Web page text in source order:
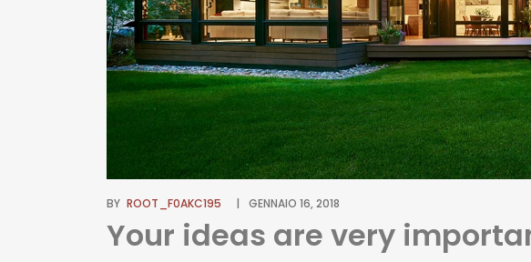
BY ROOT_F0AKC195 GENNAIO 16, 2018
Your ideas are very